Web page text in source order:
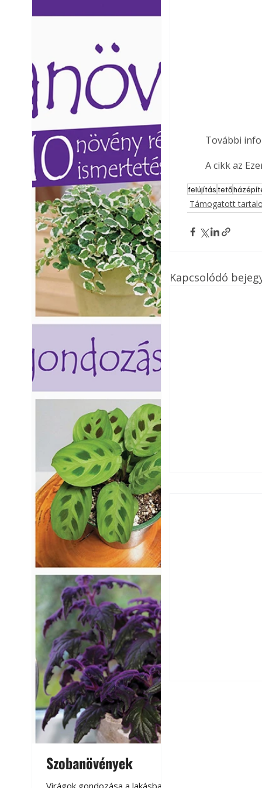
Szobanövények
További
A cikk az
felújítástető
Támogatott
Kapcsolódó